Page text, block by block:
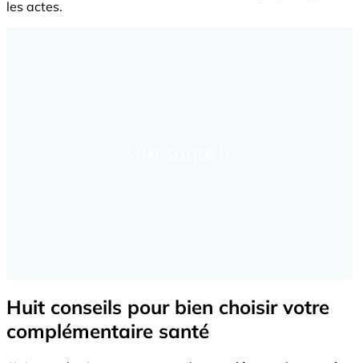
les actes.
Huit conseils pour bien choisir votre
complémentaire santé